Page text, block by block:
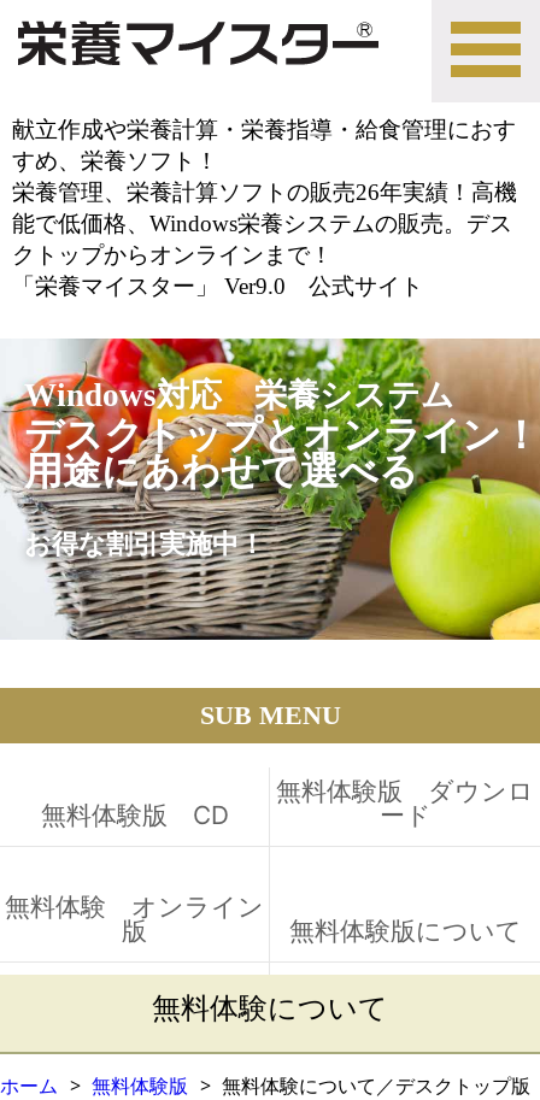
献立作成や栄養計算・栄養指導・給食管理におす
すめ、栄養ソフト！
栄養管理、栄養計算ソフトの販売26年実績！高機
能で低価格、Windows栄養システムの販売。デス
クトップからオンラインまで！
「栄養マイスター」 Ver9.0 公式サイト
Windows対応 栄養システム
デスクトップとオンライン！
用途にあわせて選べる
お得な割引実施中！
SUB MENU
無料体験版 CD
無料体験版 ダウンロ
ード
無料体験 オンライン
版
無料体験版について
無料体験について
ホーム 無料体験版 無料体験について／デスクトップ版